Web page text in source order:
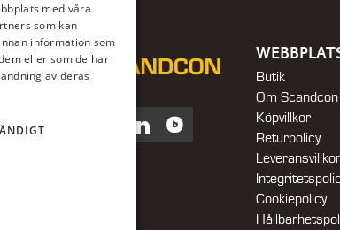
FacebookInstagram
LinkedInBlocket
Butik
Om Scandcon
Köpvillkor
Returpolicy
Leveransvillkor
Cookiepolicy
med våra
som kan
information som
eller som de har
av deras